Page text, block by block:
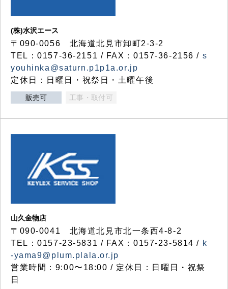
(株)水沢エース
〒090-0056 北海道北見市卸町2-3-2
TEL：0157-36-2151 / FAX：0157-36-2156 / s
youhinka@saturn.p1p1a.or.jp
定休日：日曜日・祝祭日・土曜午後
販売可 工事・取付可
山久金物店
〒090-0041 北海道北見市北一条西4-8-2
TEL：0157-23-5831 / FAX：0157-23-5814 / k
-yama9@plum.plala.or.jp
営業時間：9:00〜18:00 / 定休日：日曜日・祝祭
日